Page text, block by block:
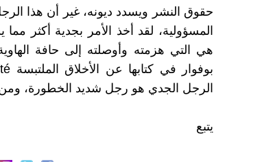
حقوق النشر ويسدد ديونه، غير أن هذا
المسؤولية، لقد أخذ الأمر بجدية أكثر
هي التي هزمته وأوصلته إلى حافة
الرجل الجدي هو رجل شديد الخطورة، ومن
يتبع